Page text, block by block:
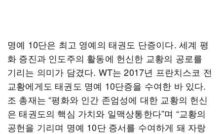
명예 10단은 최고 영예의 태권도 단증이다. 세계 평
화 증진과 인도주의 활동에 헌신한 교황의 공로를
기리는 의미가 담겼다. WT는 2017년 프란치스코 전
교황에게도 태권도 명예 10단증을 수여한 바 있다.
조 총재는 “평화와 인간 존엄성에 대한 교황의 헌신
은 태권도의 핵심 가치와 일맥상통한다”며 “교황의
공헌을 기리며 명예 10단 증서를 수여하게 돼 자랑